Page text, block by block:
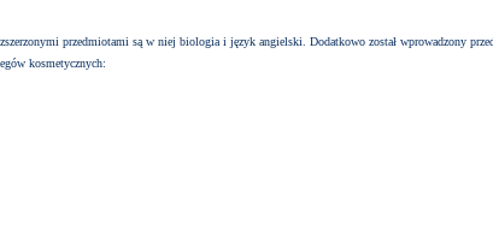
przedmiotami są w niej biologia i język angielski. Dodatkowo został wprowadzony
kosmetycznych: